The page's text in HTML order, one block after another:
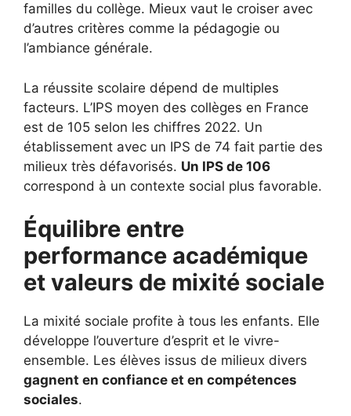
familles du collège. Mieux vaut le croiser avec
d’autres critères comme la pédagogie ou
l’ambiance générale.
La réussite scolaire dépend de multiples
facteurs. L’IPS moyen des collèges en France
est de 105 selon les chiffres 2022. Un
établissement avec un IPS de 74 fait partie des
milieux très défavorisés. Un IPS de 106
correspond à un contexte social plus favorable.
Équilibre entre
performance académique
et valeurs de mixité sociale
La mixité sociale profite à tous les enfants. Elle
développe l’ouverture d’esprit et le vivre-
ensemble. Les élèves issus de milieux divers
gagnent en confiance et en compétences
sociales.